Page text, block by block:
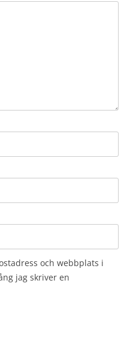
och webbplats i
jag skriver en